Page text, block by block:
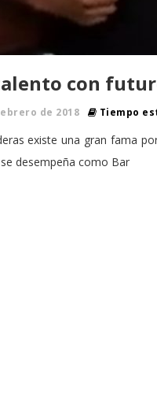
con
de 2018 Tiempo
existe una gran fama
desempeña como Bar